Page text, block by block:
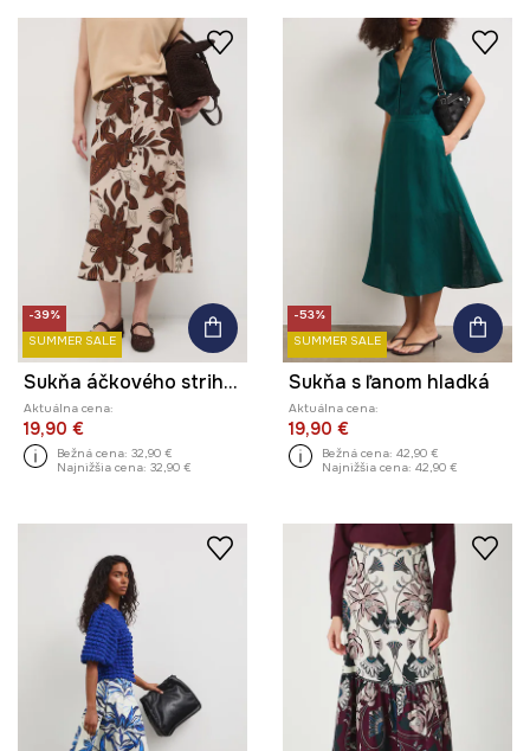
-39%
SUMMER SALE
Sukňa áčkového strihu s prímesou ľanu s opaskom
Aktuálna cena:
19,90 €
Bežná cena: 32,90 €
Najnižšia cena: 32,90 €
-53%
SUMMER SALE
Sukňa s ľanom hladká
Aktuálna cena:
19,90 €
Bežná cena: 42,90 €
Najnižšia cena: 42,90 €